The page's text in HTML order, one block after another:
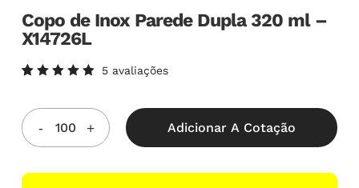
Copo de Inox Parede Dupla 320 ml –
X14726L
5.00de
5, com
baseado
em
clientes
5avaliações
Adicionar A Cotação